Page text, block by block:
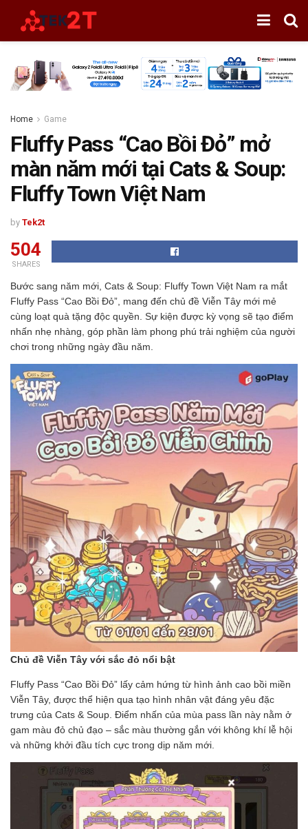
Home Game
Fluffy Pass “Cao Bồi Đỏ” mở
màn năm mới tại Cats & Soup:
Fluffy Town Việt Nam
by Tek2t
504
SHARES
Bước sang năm mới, Cats & Soup: Fluffy Town Việt Nam ra mắt
Fluffy Pass “Cao Bồi Đỏ”, mang đến chủ đề Viễn Tây mới mẻ
cùng loạt quà tặng độc quyền. Sự kiện được kỳ vọng sẽ tạo điểm
nhấn nhẹ nhàng, góp phần làm phong phú trải nghiệm của người
chơi trong những ngày đầu năm.
Chủ đề Viễn Tây với sắc đỏ nổi bật
Fluffy Pass “Cao Bồi Đỏ” lấy cảm hứng từ hình ảnh cao bồi miền
Viễn Tây, được thể hiện qua tạo hình nhân vật đáng yêu đặc
trưng của Cats & Soup. Điểm nhấn của mùa pass lần này nằm ở
gam màu đỏ chủ đạo – sắc màu thường gắn với không khí lễ hội
và những khởi đầu tích cực trong dịp năm mới.